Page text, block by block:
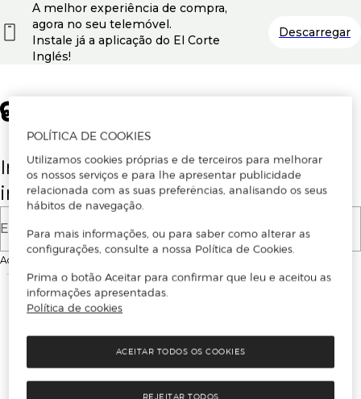
Insira o seu email para se registar ou
iniciar sessão.
E-mail
Ao continuar, aceitas as
A melhor experiência de compra,
agora no seu telemóvel.
Instale já a aplicação do El Corte
Inglés!
Descarregar
POLÍTICA DE COOKIES
Utilizamos cookies próprias e de terceiros para melhorar
os nossos serviços e para lhe apresentar publicidade
relacionada com as suas preferências, analisando os seus
hábitos de navegação.
Para mais informações, ou para saber como alterar as
configurações, consulte a nossa Política de Cookies.
Prima o botão Aceitar para confirmar que leu e aceitou as
informações apresentadas.
Política de cookies
REJEITAR TODOS
ACEITAR TODOS OS COOKIES